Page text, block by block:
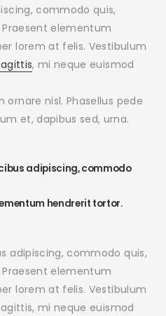
commodo quis,
Praesent elementum
lorem at felis. Vestibulum
, mi neque euismod
ornare nisl. Phasellus pede
et, dapibus sed, urna.
adipiscing, commodo
hendrerit tortor.
adipiscing, commodo quis,
Praesent elementum
lorem at felis. Vestibulum
mi neque euismod